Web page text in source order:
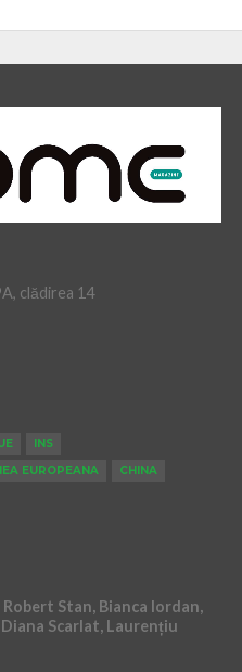
clădirea 14
INS
EUROPEANA
CHINA
Stan, Bianca Iordan,
Scarlat, Laurențiu